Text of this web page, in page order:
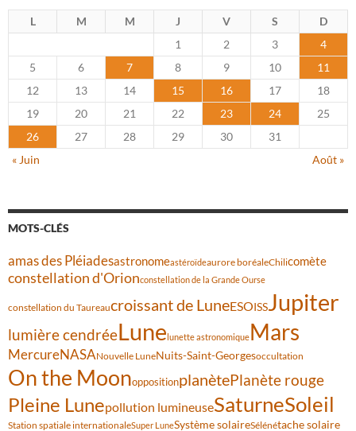
L M M J V S
D
1
2 3
4
5
6 7 8 9 10
11
12
13 14 15 16 17
18
19
20 21 22 23 24
25
26
27 28 29 30
31
« Juin
Août »
MOTS-CLÉS
amas des Pléiadesastronomeastéroïdeaurore boréaleChilicomète
constellation d'Orionconstellation de la Grande Ourse
constellation du Taureaucroissant de LuneESOISSJupiter
lumière cendréeLune lunette astronomiqueMars
MercureNASANouvelle LuneNuits-Saint-Georgesoccultation
On the MoonoppositionplanètePlanète rouge
Pleine Lunepollution lumineuseSaturneSoleil
Station spatiale internationaleSuper LuneSystème solaireSélénétache solaire